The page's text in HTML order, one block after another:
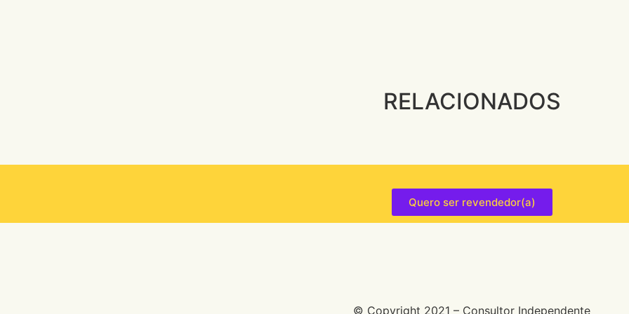
RELACIONADOS
Quero ser revendedor(a)
© Copyright 2021 – Consultor Independente